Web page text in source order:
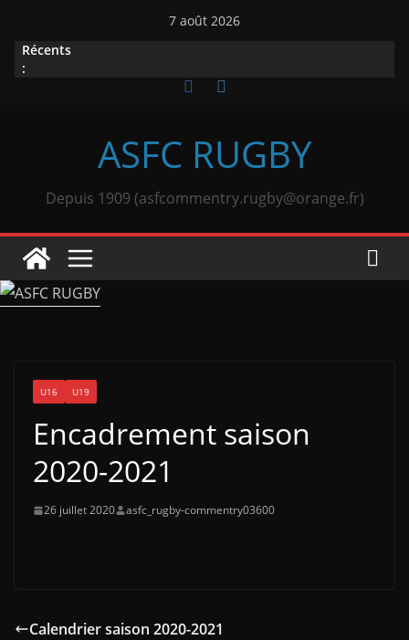
contenu
7 août 2026
Récents
:
ASFC RUGBY
Depuis 1909 (asfcommentry.rugby@orange.fr)
U16 U19
Encadrement saison
2020-2021
26 juillet 2020 asfc_rugby-commentry03600
Calendrier saison 2020-2021